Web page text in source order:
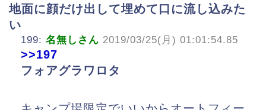
地面に顔だけ出して埋めて口に流し込みた
い
199: 名無しさん 2019/03/25(月) 01:01:54.85
>>197
フォアグラワロタ